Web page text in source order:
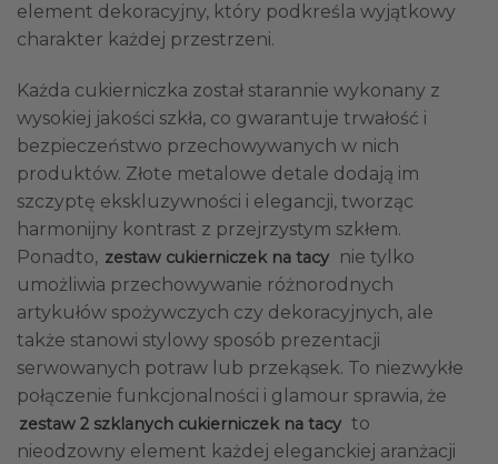
element dekoracyjny, który podkreśla wyjątkowy
charakter każdej przestrzeni.
Każda cukierniczka został starannie wykonany z
wysokiej jakości szkła, co gwarantuje trwałość i
bezpieczeństwo przechowywanych w nich
produktów. Złote metalowe detale dodają im
szczyptę ekskluzywności i elegancji, tworząc
harmonijny kontrast z przejrzystym szkłem.
Ponadto, zestaw cukierniczek na tacy
nie tylko
umożliwia przechowywanie różnorodnych
artykułów spożywczych czy dekoracyjnych, ale
także stanowi stylowy sposób prezentacji
serwowanych potraw lub przekąsek. To niezwykłe
połączenie funkcjonalności i glamour sprawia, że
zestaw 2 szklanych cukierniczek na tacy to
nieodzowny element każdej eleganckiej aranżacji